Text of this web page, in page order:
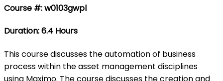
Course #: w0103gwpl
Duration: 6.4 Hours
This course discusses the automation of business
process within the asset management disciplines
using Maximo. The course discusses the creation and